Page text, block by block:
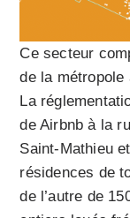
Ce secteur
de la métropole
La
de Airbnb à la
Saint-Mathieu
résidences de
de l’autre de